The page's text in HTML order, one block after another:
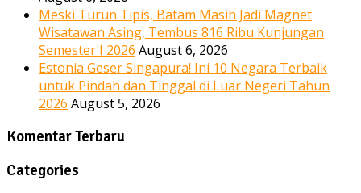
Meski Turun Tipis, Batam Masih Jadi Magnet
Wisatawan Asing, Tembus 816 Ribu Kunjungan
Semester I 2026 August 6, 2026
Estonia Geser Singapura! Ini 10 Negara Terbaik
untuk Pindah dan Tinggal di Luar Negeri Tahun
2026 August 5, 2026
Komentar Terbaru
Categories